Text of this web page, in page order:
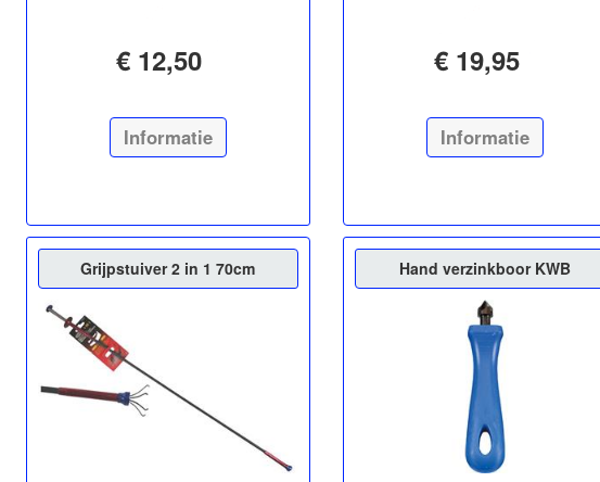
€ 12,50
Informatie
€ 19,95
Informatie
Grijpstuiver 2 in 1 70cm Hand verzinkboor KWB